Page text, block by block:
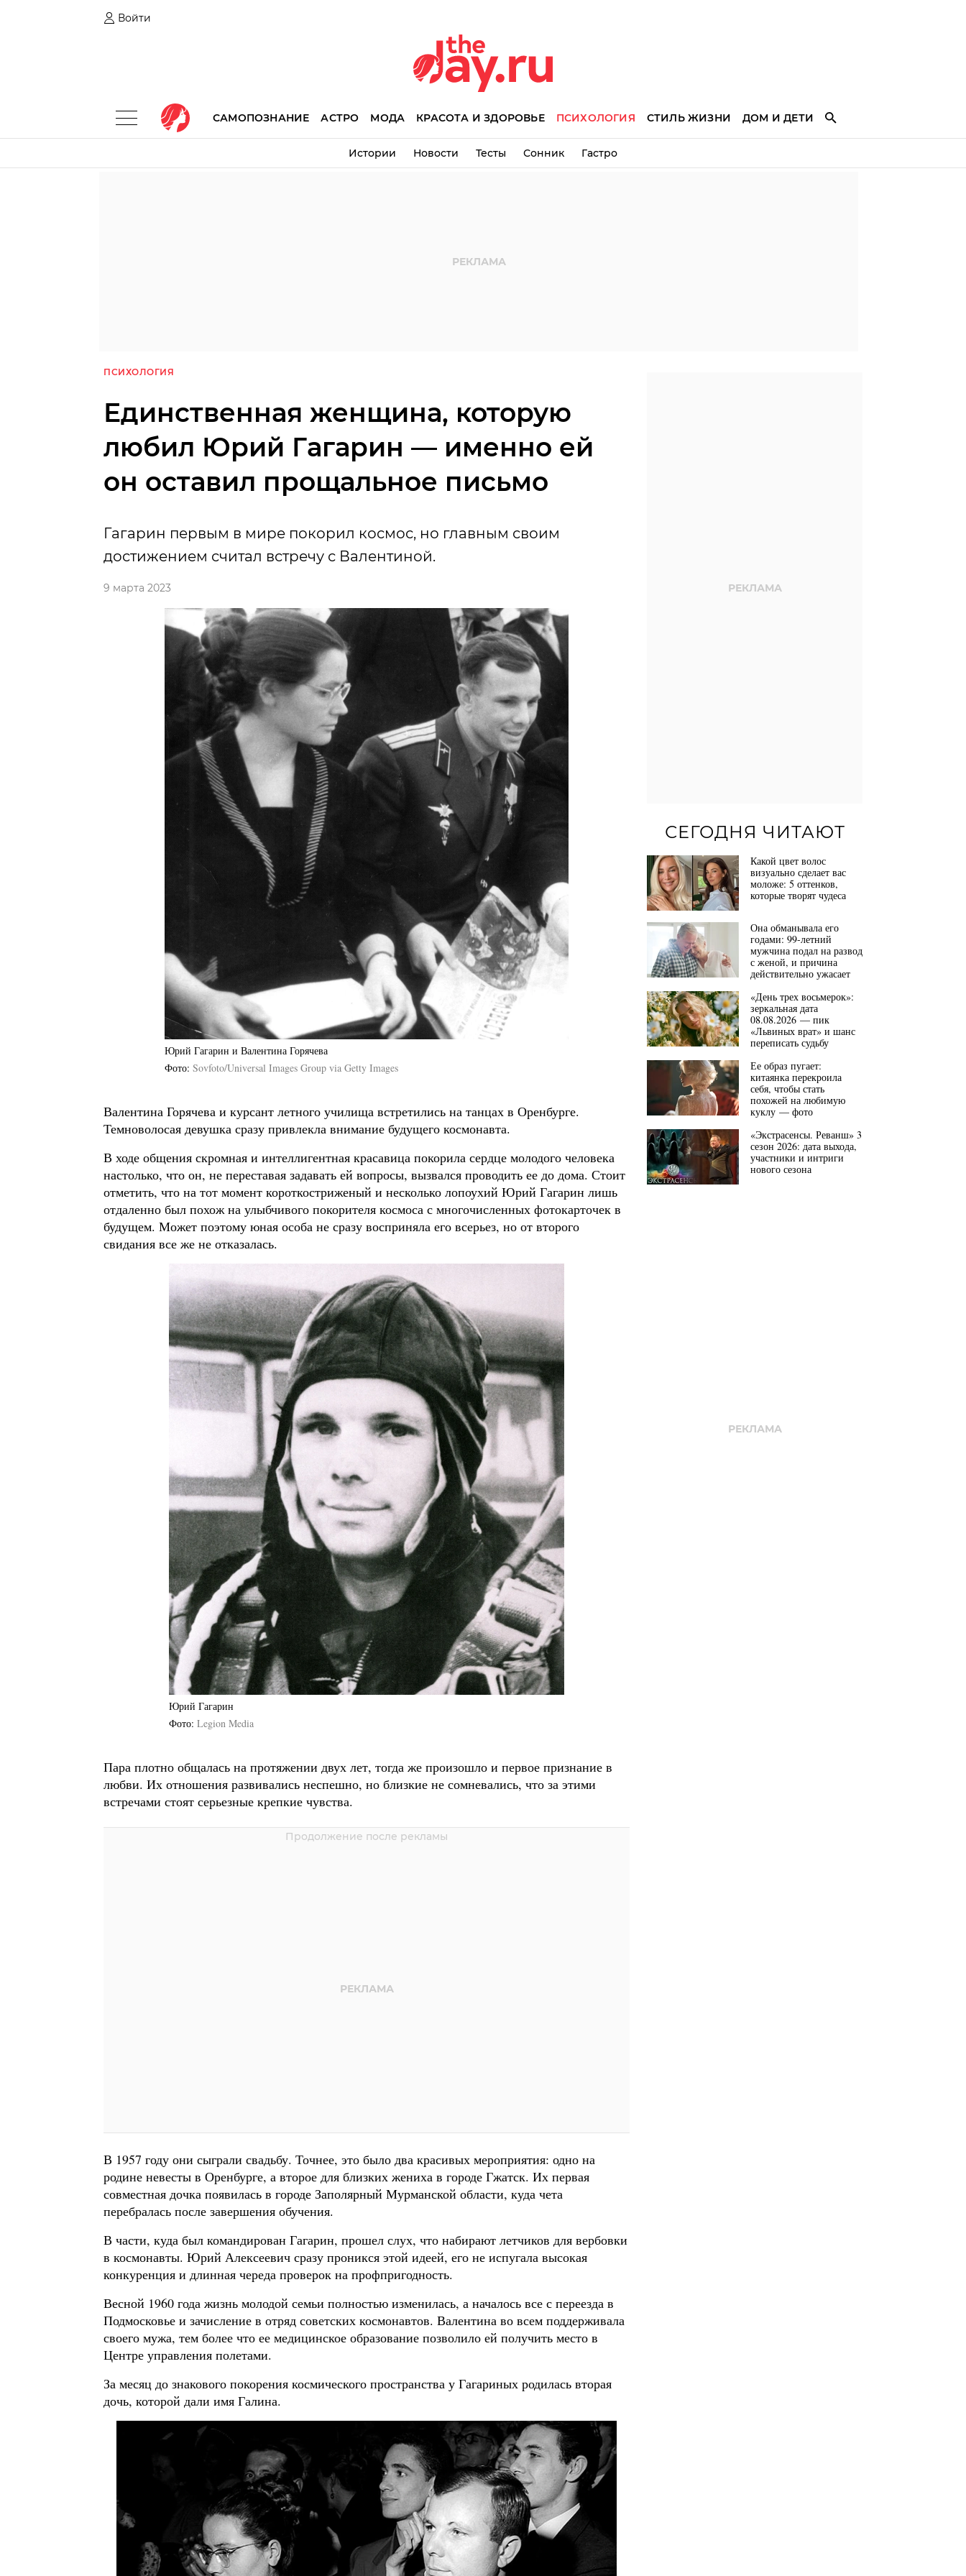
Войти
САМОПОЗНАНИЕ АСТРО МОДА КРАСОТА И ЗДОРОВЬЕ ПСИХОЛОГИЯ СТИЛЬ ЖИЗНИ ДОМ И ДЕТИ
Истории Новости Тесты Сонник Гастро
ПСИХОЛОГИЯ
Единственная женщина, которую
любил Юрий Гагарин — именно ей
он оставил прощальное письмо
Гагарин первым в мире покорил космос, но главным своим
достижением считал встречу с Валентиной.
9 марта 2023
Юрий Гагарин и Валентина Горячева
Фото Sovfoto/Universal Images Group via Getty Images
Валентина Горячева и курсант летного училища встретились на танцах в Оренбурге.
Темноволосая девушка сразу привлекла внимание будущего космонавта.
В ходе общения скромная и интеллигентная красавица покорила сердце молодого человека
настолько, что он, не переставая задавать ей вопросы, вызвался проводить ее до дома. Стоит
отметить, что на тот момент короткостриженый и несколько лопоухий Юрий Гагарин лишь
отдаленно был похож на улыбчивого покорителя космоса с многочисленных фотокарточек в
будущем. Может поэтому юная особа не сразу восприняла его всерьез, но от второго
свидания все же не отказалась.
Юрий Гагарин
Фото Legion Media
Пара плотно общалась на протяжении двух лет, тогда же произошло и первое признание в
любви. Их отношения развивались неспешно, но близкие не сомневались, что за этими
встречами стоят серьезные крепкие чувства.
В 1957 году они сыграли свадьбу. Точнее, это было два красивых мероприятия: одно на
родине невесты в Оренбурге, а второе для близких жениха в городе Гжатск. Их первая
совместная дочка появилась в городе Заполярный Мурманской области, куда чета
перебралась после завершения обучения.
В части, куда был командирован Гагарин, прошел слух, что набирают летчиков для вербовки
в космонавты. Юрий Алексеевич сразу проникся этой идеей, его не испугала высокая
конкуренция и длинная череда проверок на профпригодность.
Весной 1960 года жизнь молодой семьи полностью изменилась, а началось все с переезда в
Подмосковье и зачисление в отряд советских космонавтов. Валентина во всем поддерживала
своего мужа, тем более что ее медицинское образование позволило ей получить место в
Центре управления полетами.
За месяц до знакового покорения космического пространства у Гагариных родилась вторая
дочь, которой дали имя Галина.
СЕГОДНЯ ЧИТАЮТ
Какой цвет волос
визуально сделает вас
моложе: 5 оттенков,
которые творят чудеса
Она обманывала его
годами: 99-летний
мужчина подал на развод
с женой, и причина
действительно ужасает
«День трех восьмерок»:
зеркальная дата
08.08.2026 — пик
«Львиных врат» и шанс
переписать судьбу
Ее образ пугает:
китаянка перекроила
себя, чтобы стать
похожей на любимую
куклу — фото
«Экстрасенсы. Реванш» 3
сезон 2026: дата выхода,
участники и интриги
нового сезона